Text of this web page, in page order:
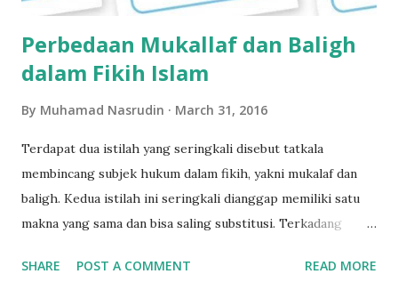
Perbedaan Mukallaf dan Baligh
dalam Fikih Islam
By Muhamad Nasrudin March 31, 2016
Terdapat dua istilah yang seringkali disebut tatkala
membincang subjek hukum dalam fikih, yakni mukalaf dan
baligh. Kedua istilah ini seringkali dianggap memiliki satu
makna yang sama dan bisa saling substitusi. Terkadang
balig. Ada pula orang lain yang menyebut kata baligh,
SHARE POST A COMMENT READ MORE